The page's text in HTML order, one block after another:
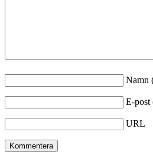
Namn
E-post
URL